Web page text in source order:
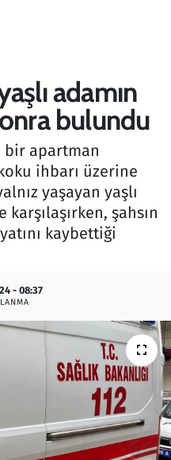
adamın
bulundu
bir apartman
ihbarı üzerine
yaşayan yaşlı
şahsın
kaybettiği
- 08:37